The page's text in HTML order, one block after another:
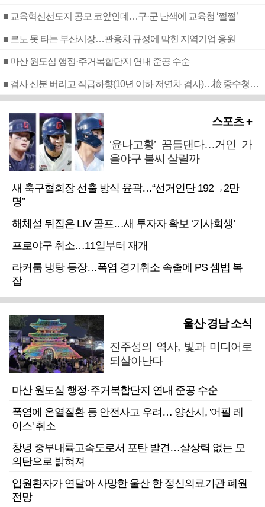
■ 교육혁신선도지 공모 코앞인데…구·군 난색에 교육청 ‘쩔쩔’
■ 르노 못 타는 부산시장…관용차 규정에 막힌 지역기업 응원
■ 마산 원도심 행정·주거복합단지 연내 준공 수순
■ 검사 신분 버리고 직급하향(10년 이하 저연차 검사)…檢 중수청행 기피
스포츠 +
‘윤나고황’ 꿈틀댄다…거인 가
을야구 불씨 살릴까
새 축구협회장 선출 방식 윤곽…“선거인단 192→2만
명”
해체설 뒤집은 LIV 골프…새 투자자 확보 ‘기사회생’
프로야구 취소…11일부터 재개
라커룸 냉탕 등장…폭염 경기취소 속출에 PS 셈법 복
잡
울산·경남 소식
진주성의 역사, 빛과 미디어로
되살아난다
마산 원도심 행정·주거복합단지 연내 준공 수순
폭염에 온열질환 등 안전사고 우려… 양산시, '어필 레
이스' 취소
창녕 중부내륙고속도로서 포탄 발견…살상력 없는 모
의탄으로 밝혀져
입원환자가 연달아 사망한 울산 한 정신의료기관 폐원
전망